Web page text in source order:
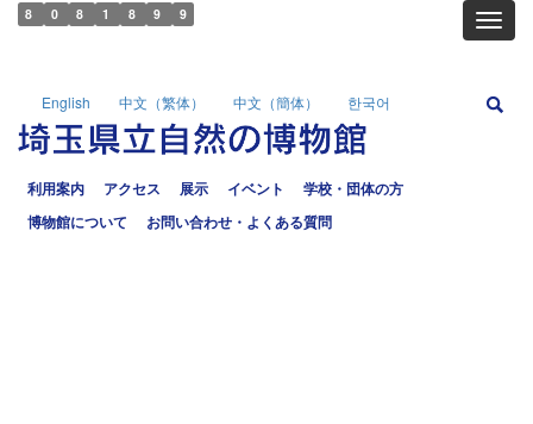
8 0 8 1 8 9 9
利用案内 アクセス 展示 イベント
学校・団体の方
博物館について
お問い合わせ・よくある質問
English 中文（繁体） 中文（簡体） 한국어